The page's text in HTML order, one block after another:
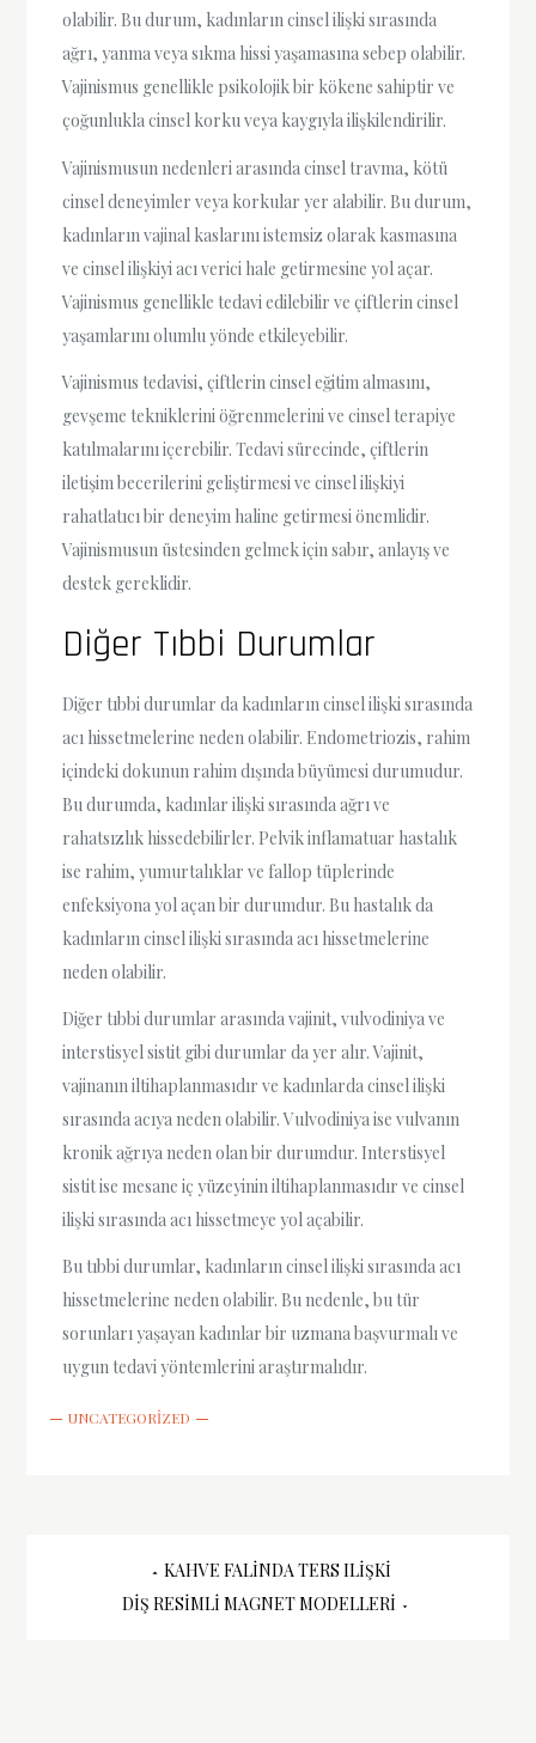
olabilir. Bu durum, kadınların cinsel ilişki sırasında
ağrı, yanma veya sıkma hissi yaşamasına sebep olabilir.
Vajinismus genellikle psikolojik bir kökene sahiptir ve
çoğunlukla cinsel korku veya kaygıyla ilişkilendirilir.
Vajinismusun nedenleri arasında cinsel travma, kötü
cinsel deneyimler veya korkular yer alabilir. Bu durum,
kadınların vajinal kaslarını istemsiz olarak kasmasına
ve cinsel ilişkiyi acı verici hale getirmesine yol açar.
Vajinismus genellikle tedavi edilebilir ve çiftlerin cinsel
yaşamlarını olumlu yönde etkileyebilir.
Vajinismus tedavisi, çiftlerin cinsel eğitim almasını,
gevşeme tekniklerini öğrenmelerini ve cinsel terapiye
katılmalarını içerebilir. Tedavi sürecinde, çiftlerin
iletişim becerilerini geliştirmesi ve cinsel ilişkiyi
rahatlatıcı bir deneyim haline getirmesi önemlidir.
Vajinismusun üstesinden gelmek için sabır, anlayış ve
destek gereklidir.
Diğer Tıbbi Durumlar
Diğer tıbbi durumlar da kadınların cinsel ilişki sırasında
acı hissetmelerine neden olabilir. Endometriozis, rahim
içindeki dokunun rahim dışında büyümesi durumudur.
Bu durumda, kadınlar ilişki sırasında ağrı ve
rahatsızlık hissedebilirler. Pelvik inflamatuar hastalık
ise rahim, yumurtalıklar ve fallop tüplerinde
enfeksiyona yol açan bir durumdur. Bu hastalık da
kadınların cinsel ilişki sırasında acı hissetmelerine
neden olabilir.
Diğer tıbbi durumlar arasında vajinit, vulvodiniya ve
interstisyel sistit gibi durumlar da yer alır. Vajinit,
vajinanın iltihaplanmasıdır ve kadınlarda cinsel ilişki
sırasında acıya neden olabilir. Vulvodiniya ise vulvanın
kronik ağrıya neden olan bir durumdur. Interstisyel
sistit ise mesane iç yüzeyinin iltihaplanmasıdır ve cinsel
ilişki sırasında acı hissetmeye yol açabilir.
Bu tıbbi durumlar, kadınların cinsel ilişki sırasında acı
hissetmelerine neden olabilir. Bu nedenle, bu tür
sorunları yaşayan kadınlar bir uzmana başvurmalı ve
uygun tedavi yöntemlerini araştırmalıdır.
UNCATEGORIZED
Yazı
KAHVE FALINDA TERS ILIŞKI
DIŞ RESIMLI MAGNET MODELLERI